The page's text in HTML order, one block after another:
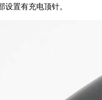
设置有充电顶针。